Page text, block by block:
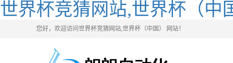
世界杯竞猜网站,世界杯（中
您好，欢迎访问世界杯竞猜网站,世界杯（中国） 网站！